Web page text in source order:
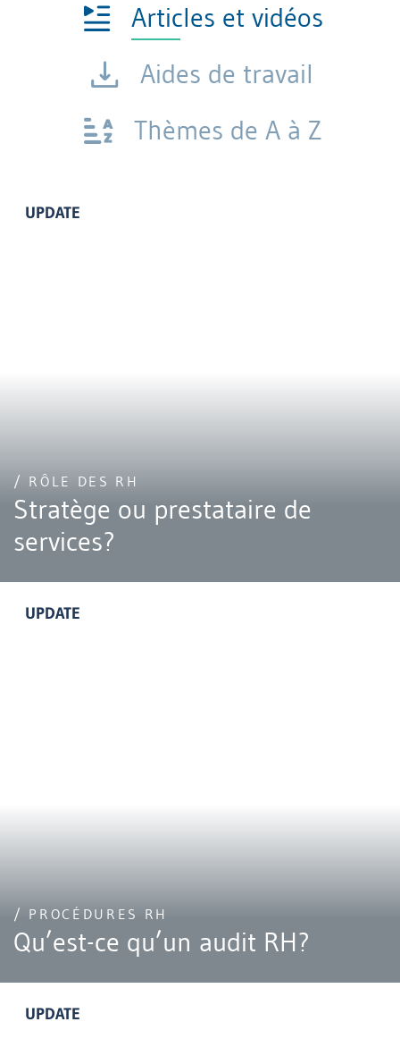
Articles et vidéos
Aides de travail
Thèmes de A à Z
UPDATE
/ RÔLE DES RH
Stratège ou prestataire de
services?
UPDATE
/ PROCÉDURES RH
Qu’est-ce qu’un audit RH?
UPDATE